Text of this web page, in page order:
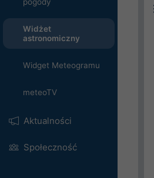
Widżet
astronomiczny
Widget Meteogramu
meteoTV
Aktualności
Społeczność